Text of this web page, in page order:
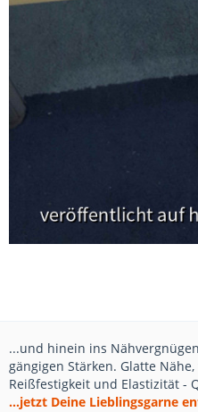
...und hinein ins
gängigen Stärken. Glatte
Reißfestigkeit und Elastizität -
...jetzt Deine Lieblingsgarne